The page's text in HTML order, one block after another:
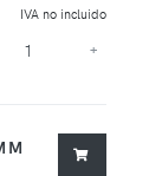
IVA no incluido
+